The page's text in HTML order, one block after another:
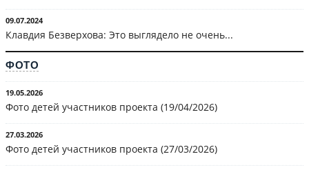
09.07.2024
Клавдия Безверхова: Это выглядело не очень...
ФОТО
19.05.2026
Фото детей участников проекта (19/04/2026)
27.03.2026
Фото детей участников проекта (27/03/2026)